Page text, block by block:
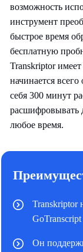
возможность
инструмент
быстрое время
бесплатную
Transkriptor
начинается
себя 300 минут
расшифровывать
любое время.
Transkriptor
Он